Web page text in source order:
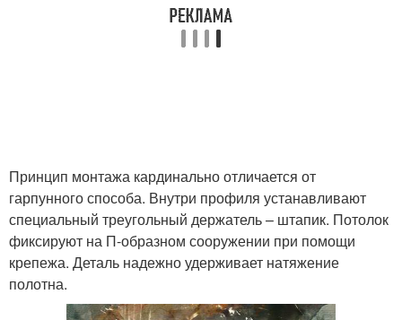
Принцип монтажа кардинально отличается от
гарпунного способа. Внутри профиля устанавливают
специальный треугольный держатель – штапик. Потолок
фиксируют на П-образном сооружении при помощи
крепежа. Деталь надежно удерживает натяжение
полотна.